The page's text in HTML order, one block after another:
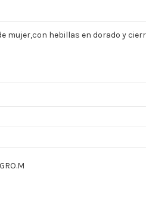
mujer,con hebillas en dorado y